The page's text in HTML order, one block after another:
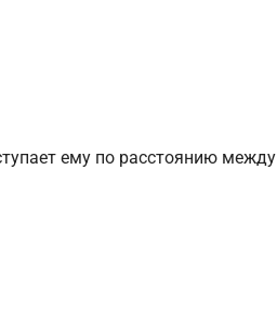
ему по расстоянию между